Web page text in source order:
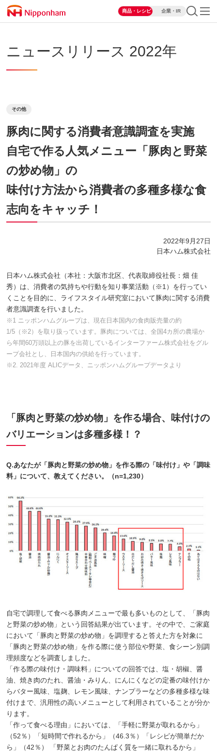
商品・レシピ 企業・IR
ニュースリリース 2022年
その他
豚肉に関する消費者意識調査を実施
自宅で作る人気メニュー「豚肉と野菜
の炒め物」の
味付け方法から消費者の多種多様な食
志向をキャッチ！
2022年9月27日
日本ハム株式会社
日本ハム株式会社（本社：大阪市北区、代表取締役社長：畑 佳
秀）は、消費者の気持ちや行動を知り事業活動（※1）を行ってい
くことを目的に、ライフスタイル研究室において豚肉に関する消費
者意識調査を行いました。
※1 ニッポンハムグループは、現在日本国内の食肉販売量の約
1/5（※2）を取り扱っています。豚肉については、全国4カ所の農場か
ら年間60万頭以上の豚を出荷しているインターファーム株式会社をグル
ープ会社とし、日本国内の供給を行っています。
※2. 2021年度 ALICデータ、ニッポンハムグループデータより
「豚肉と野菜の炒め物」を作る場合、味付けの
バリエーションは多種多様！？
Q.あなたが「豚肉と野菜の炒め物」を作る際の「味付け」や「調味
料」について、教えてください。（n=1,230）
自宅で調理して食べる豚肉メニューで最も多いものとして、「豚肉
と野菜の炒め物」という回答結果が出ています。その中で、ご家庭
において「豚肉と野菜の炒め物」を調理すると答えた方を対象に
「豚肉と野菜の炒め物」を作る際に使う部位や野菜、食シーン別調
理頻度などを調査しました。
「作る際の味付け・調味料」についての回答では、塩・胡椒、醤
油、焼き肉のたれ、醤油・みりん、にんにくなどの定番の味付けか
らバター風味、塩麹、レモン風味、ナンプラーなどの多種多様な味
付けまで、汎用性の高いメニューとして利用されていることが分か
ります。
「作って食べる理由」においては、「手軽に野菜が取れるから」
（52％）「短時間で作れるから」（46.3％）「レシピが簡単だか
ら」（42％） 「野菜とお肉のたんぱく質を一緒に取れるから」